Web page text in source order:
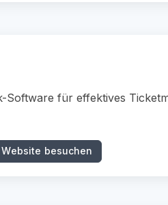
Software für effektives
Website besuchen